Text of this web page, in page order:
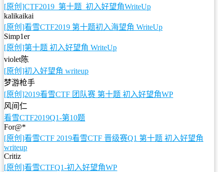
[原创]CTF2019_第十题_初入好望角WriteUp
kalikaikai
[原创]看雪CTF2019 第十题初入海望角 WriteUp
Simp1er
[原创]第十题 初入好望角 WriteUp
violet陈
[原创]初入好望角 writeup
梦游枪手
[原创]2019看雪CTF 团队赛 第十题 初入好望角WP
风间仁
看雪CTF2019Q1-第10题
For@*
[原创]看雪CTF 2019看雪CTF 晋级赛Q1 第十题 初入好望角
writeup
Critiz
[原创]看雪CTFQ1-初入好望角WP